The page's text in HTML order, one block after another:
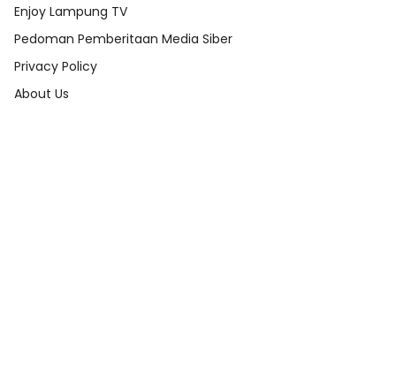
Enjoy Lampung TV
Pedoman Pemberitaan Media Siber
Privacy Policy
About Us